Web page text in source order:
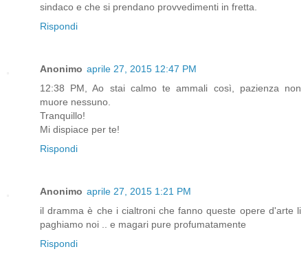
sindaco e che si prendano provvedimenti in fretta.
Rispondi
Anonimo aprile 27, 2015 12:47 PM
12:38 PM, Ao stai calmo te ammali così, pazienza non
muore nessuno.
Tranquillo!
Mi dispiace per te!
Rispondi
Anonimo aprile 27, 2015 1:21 PM
il dramma è che i cialtroni che fanno queste opere d'arte li
paghiamo noi .. e magari pure profumatamente
Rispondi